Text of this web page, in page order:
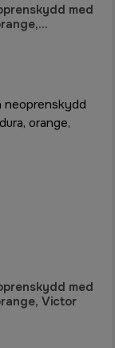
med
med
Victor